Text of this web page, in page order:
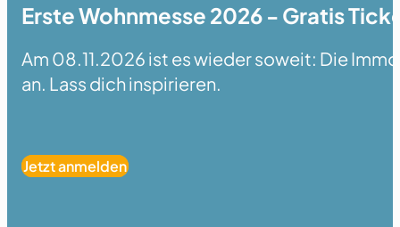
Erste Wohnmesse 2026 - Gratis
Am 08.11.2026 ist es wieder soweit: Die
an. Lass dich inspirieren.
Jetzt anmelden